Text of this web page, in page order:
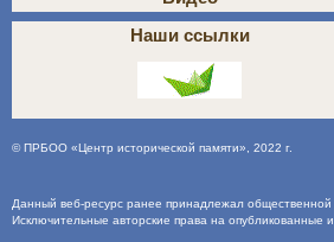
Наши ссылки
©ПРБОО «Центр исторической памяти», 2022 г.
Данный веб-ресурс ранее принадлежал
Исключительные авторские права на